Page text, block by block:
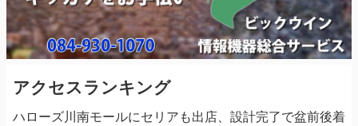
アクセスランキング
ハローズ川南モールにセリアも出店、設計完了で盆前後着